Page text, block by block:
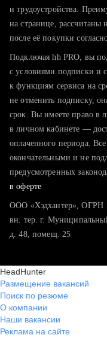
тратите много
хотите сравнить
и трудоустройства.
на странице, рассчитаны
после её покупки
Подключая hh PRO, вы
с условиями подписки и
к функциям сервиса на
не отменить подписку,
срок. Вы имеете право в
в личном кабинете —
оплаченного периода.
окончательными и не
предусмотренных
в оферте
ООО «Хэдхантер», ОГРН
вн. тер. г.
д. 48, помещ. 25
HeadHunter
Размещение вакансий
Поиск по резюме
О компании
Наши вакансии
Реклама на сайте